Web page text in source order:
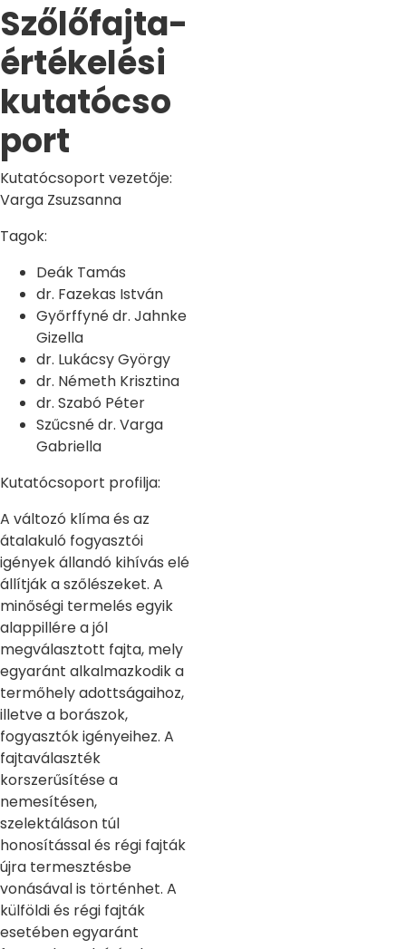
Szőlőfajta-
értékelési
kutatócso
port
Kutatócsoport vezetője:
Varga Zsuzsanna
Tagok:
Deák Tamás
dr. Fazekas István
Győrffyné dr. Jahnke
Gizella
dr. Lukácsy György
dr. Németh Krisztina
dr. Szabó Péter
Szűcsné dr. Varga
Gabriella
Kutatócsoport profilja:
A változó klíma és az
átalakuló fogyasztói
igények állandó kihívás elé
állítják a szőlészeket. A
minőségi termelés egyik
alappillére a jól
megválasztott fajta, mely
egyaránt alkalmazkodik a
termőhely adottságaihoz,
illetve a borászok,
fogyasztók igényeihez. A
fajtaválaszték
korszerűsítése a
nemesítésen,
szelektáláson túl
honosítással és régi fajták
újra termesztésbe
vonásával is történhet. A
külföldi és régi fajták
esetében egyaránt